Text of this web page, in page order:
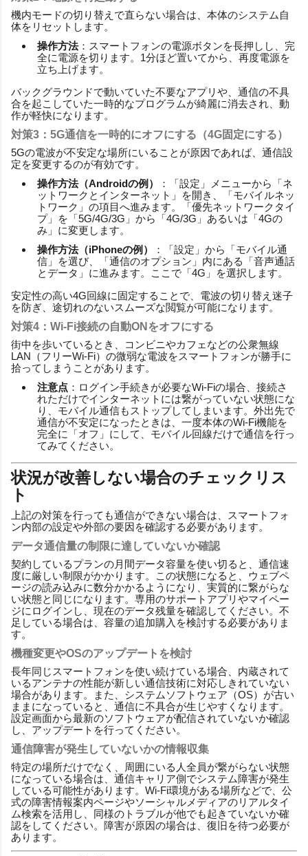
機内モードの切り替えで直らない場合は、本体のシステム自
体をリセットします。
操作方法：スマートフォンの電源ボタンを長押しし、完
全に電源を切ります。1分ほど置いてから、再度電源を
立ち上げます。
バックグラウンドで動いていた不要なアプリや、通信の不具
合を起こしていた一時的なプログラムが綺麗に消去され、動
作が軽快になります。
対策3：5G通信を一時的にオフにする（4G固定にする）
5Gの電波が不安定な場所にいることが原因であれば、通信設
定を変更するのが有効です。
操作方法（Androidの例）
：「設定」メニューから「ネ
ットワークとインターネット」を開き、「モバイルネッ
トワーク」の項目へ進みます。「優先ネットワークタイ
プ」を「5G/4G/3G」から「4G/3G」あるいは「4Gの
み」に変更します。
操作方法（iPhoneの例）
：「設定」から「モバイル通
信」を選び、「通信のオプション」内にある「音声通話
とデータ」に進みます。ここで「4G」を選択します。
安定性の高い4G回線に固定することで、電波の切り替え迷子
を防ぎ、途切れのないスムーズな閲覧が可能になります。
対策4：Wi-Fi接続の自動ONをオフにする
街中を歩いているとき、コンビニやカフェなどの公衆無線
LAN（フリーWi-Fi）の微弱な電波をスマートフォンが勝手に
拾ってしまうことがあります。
注意点 ：ログイン手続きが必要なWi-Fiの場合、接続さ
れただけでインターネットには繋がっていない状態にな
り、モバイル通信もストップしてしまいます。外出先で
通信が不安定になったときは、一度本体のWi-Fi機能を
完全に「オフ」にして、モバイル回線だけで通信を行っ
てみてください。
状況が改善しない場合のチェックリス
ト
上記の対策を行っても通信ができない場合は、スマートフォ
ン内部の設定や外部の要因を確認する必要があります。
データ通信量の制限に達していないか確認
契約しているプランの月間データ容量を使い切ると、通信速
度に厳しい制限がかかります。この状態になると、ウェブペ
ージの読み込みに数分かかるようになり、実質的に繋がらな
い状態と同じになります。専用のサポートアプリやマイペー
ジにログインし、現在のデータ残量を確認してください。不
足している場合は、容量の追加購入を検討する必要がありま
す。
機種変更やOSのアップデートを検討
長年同じスマートフォンを使い続けている場合、内蔵されて
いるアンテナの性能が新しい通信技術に対応しきれていない
場合があります。また、システムソフトウェア（OS）が古い
ままになっていると、通信に不具合が生じやすくなります。
設定画面から最新のソフトウェアが配信されていないか確認
し、アップデートを行ってください。
通信障害が発生していないかの情報収集
特定の場所だけでなく、周囲にいる人全員が繋がらない状態
になっている場合は、通信キャリア側でシステム障害が発生
している可能性があります。Wi-Fi環境がある場所などで、公
式の障害情報案内ページやソーシャルメディアのリアルタイ
ム検索を活用し、同様のトラブルが他でも起きていないか確
認をしてください。障害が原因の場合は、復旧を待つ必要が
あります。